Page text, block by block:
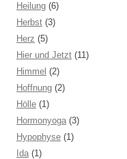
Heilung (6)
Herbst (3)
Herz (5)
Hier und Jetzt (11)
Himmel (2)
Hoffnung (2)
Hölle (1)
Hormonyoga (3)
Hypophyse (1)
Ida (1)